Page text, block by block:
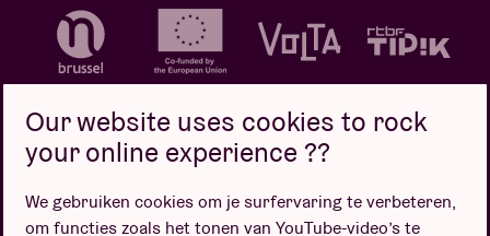
Privacybeleid Cookiebeleid
Verkoopsvoorwaarden
Our website uses cookies to rock
your online experience ??
We gebruiken cookies om je surfervaring te verbeteren,
om functies zoals het tonen van YouTube-video’s te